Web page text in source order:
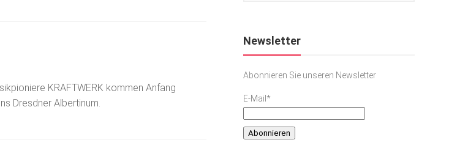
KRAFTWERK kommen Anfang
Dresdner Albertinum.
Newsletter
Abonnieren Sie unseren Newsletter
E-Mail*